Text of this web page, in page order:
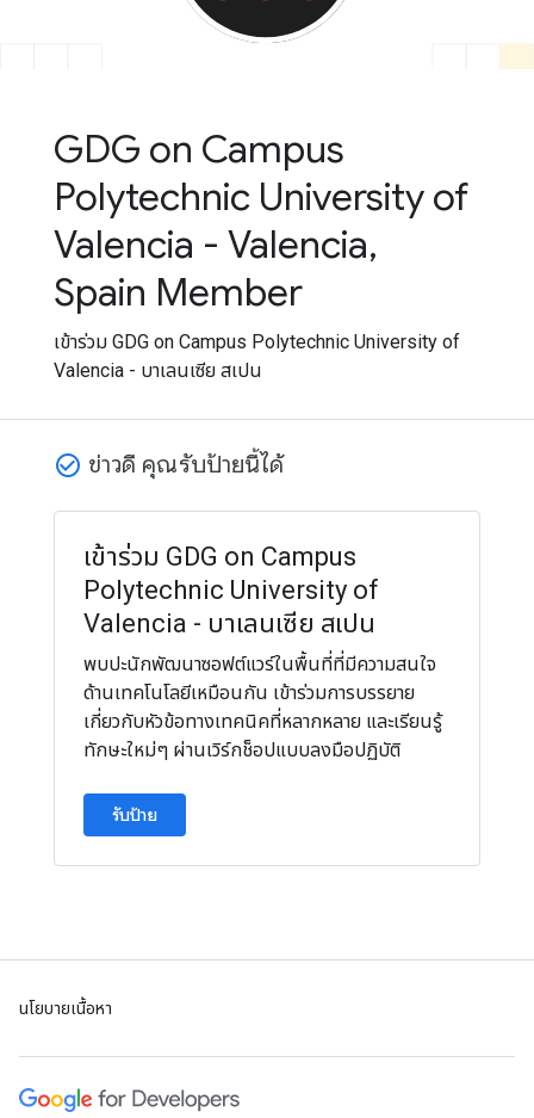
GDG on Campus
Polytechnic University of
Valencia - Valencia,
Spain Member
เข้าร่วม GDG on Campus Polytechnic University of
Valencia - บาเลนเซีย สเปน
check_circle_outline ข่าวดี คุณรับป้ายนี้ได้
เข้าร่วม GDG on Campus
Polytechnic University of
Valencia - บาเลนเซีย สเปน
พบปะนักพัฒนาซอฟต์แวร์ในพื้นที่ที่มีความสนใจ
ด้านเทคโนโลยีเหมือนกัน เข้าร่วมการบรรยาย
เกี่ยวกับหัวข้อทางเทคนิคที่หลากหลาย และเรียนรู้
ทักษะใหม่ๆ ผ่านเวิร์กช็อปแบบลงมือปฏิบัติ
รับป้าย
นโยบายเนื้อหา